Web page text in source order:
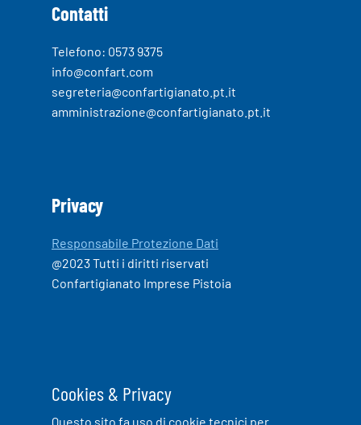
Contatti
Telefono: 0573 9375
info@confart.com
segreteria@confartigianato.pt.it
amministrazione@confartigianato.pt.it
Privacy
Responsabile Protezione Dati
@2023 Tutti i diritti riservati
Confartigianato Imprese Pistoia
Cookies & Privacy
Questo sito fa uso di cookie tecnici per